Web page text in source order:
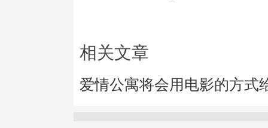
相关文章
爱情公寓将会用电影的方式